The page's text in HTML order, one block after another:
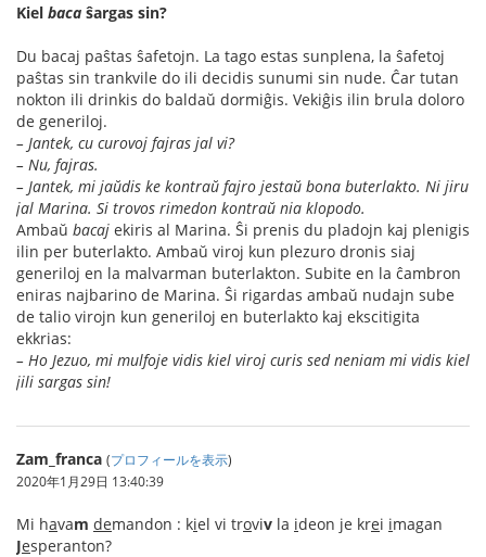
Kiel baca ŝargas sin?
Du bacaj paŝtas ŝafetojn. La tago estas sunplena, la ŝafetoj
paŝtas sin trankvile do ili decidis sunumi sin nude. Ĉar tutan
nokton ili drinkis do baldaŭ dormiĝis. Vekiĝis ilin brula doloro
de generiloj.
– Jantek, cu curovoj fajras jal vi?
– Nu, fajras.
– Jantek, mi jaŭdis ke kontraŭ fajro jestaŭ bona buterlakto. Ni jiru
jal Marina. Si trovos rimedon kontraŭ nia klopodo.
Ambaŭ bacaj ekiris al Marina. Ŝi prenis du pladojn kaj plenigis
ilin per buterlakto. Ambaŭ viroj kun plezuro dronis siaj
generiloj en la malvarman buterlakton. Subite en la ĉambron
eniras najbarino de Marina. Ŝi rigardas ambaŭ nudajn sube
de talio virojn kun generiloj en buterlakto kaj ekscitigita
ekkrias:
– Ho Jezuo, mi mulfoje vidis kiel viroj curis sed neniam mi vidis kiel
jili sargas sin!
Zam_franca (プロフィールを表示)
2020年1月29日 13:40:39
Mi havam demandon : kiel vi troviv la ideon je krei imagan
Jesperanton?